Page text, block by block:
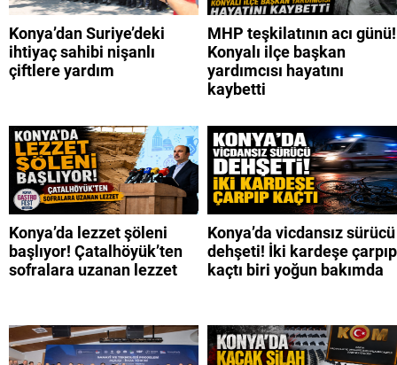
Konya’dan Suriye’deki
ihtiyaç sahibi nişanlı
çiftlere yardım
MHP teşkilatının acı günü!
Konyalı ilçe başkan
yardımcısı hayatını
kaybetti
Konya’da lezzet şöleni
başlıyor! Çatalhöyük’ten
sofralara uzanan lezzet
Konya’da vicdansız sürücü
dehşeti! İki kardeşe çarpıp
kaçtı biri yoğun bakımda